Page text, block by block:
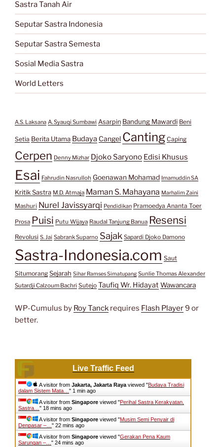
Sastra Tanah Air
Seputar Sastra Indonesia
Seputar Sastra Semesta
Sosial Media Sastra
World Letters
A.S. Laksana A. Syauqi Sumbawi Asarpin Bandung Mawardi Beni
Setia Berita Utama Budaya Cangel Canting Caping
Cerpen Denny Mizhar Djoko Saryono Edisi Khusus
Esai Fahrudin Nasrulloh Goenawan Mohamad Imamuddin SA
Kritik Sastra M.D. Atmaja Maman S. Mahayana Marhalim Zaini
Mashuri Nurel Javissyarqi Pendidikan Pramoedya Ananta Toer
Prosa Puisi Putu Wijaya Raudal Tanjung Banua Resensi
Revolusi S. Jai Sabrank Suparno Sajak Sapardi Djoko Damono
Sastra-Indonesia.com Saut
Situmorang Sejarah Sihar Ramses Simatupang Sunlie Thomas Alexander
Sutardji Calzoum Bachri Sutejo Taufiq Wr. Hidayat Wawancara
WP-Cumulus by Roy Tanck requires Flash Player9 or
better.
Live Traffic Feed
A visitor from Jakarta, Jakarta Raya viewed "Budaya Tradisi
dalam Sistem Mata… " 1 min ago
A visitor from Singapore viewed "Perihal Sastra Kerakyatan,
Sastra… " 18 mins ago
A visitor from Singapore viewed "Musim Semi Penyair di
Denpasar –… " 22 mins ago
A visitor from Singapore viewed "Gerakan Pena Kaum
Sarungan –… " 24 mins ago